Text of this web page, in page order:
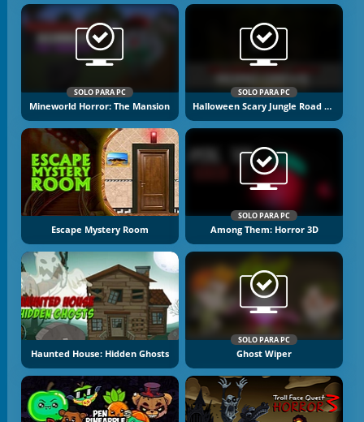
SOLO PARA PC
Mineworld Horror: The Mansion
SOLO PARA PC
Halloween Scary Jungle Road Drive
Escape Mystery Room
SOLO PARA PC
Among Them: Horror 3D
Haunted House: Hidden Ghosts
SOLO PARA PC
Ghost Wiper